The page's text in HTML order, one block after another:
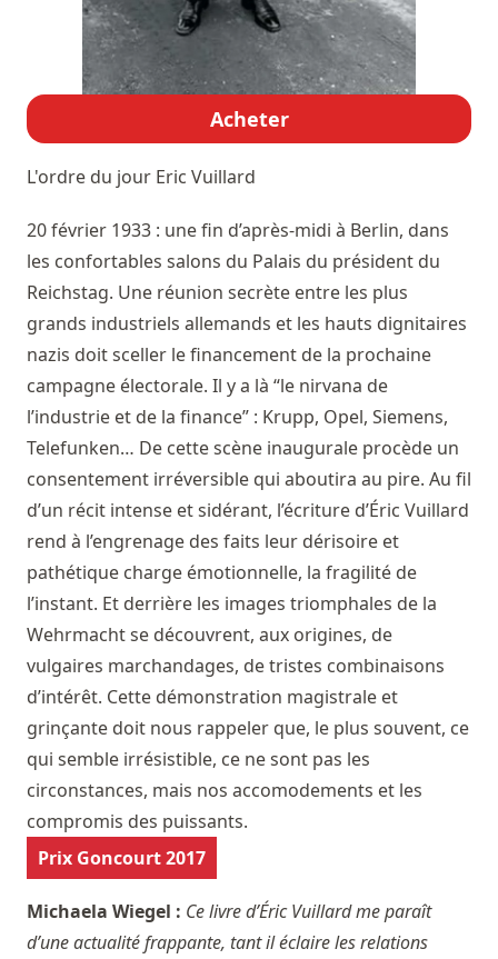
Acheter
L'ordre du jour Eric Vuillard
20 février 1933 : une fin d’après-midi à Berlin, dans
les confortables salons du Palais du président du
Reichstag. Une réunion secrète entre les plus
grands industriels allemands et les hauts dignitaires
nazis doit sceller le financement de la prochaine
campagne électorale. Il y a là “le nirvana de
l’industrie et de la finance” : Krupp, Opel, Siemens,
Telefunken… De cette scène inaugurale procède un
consentement irréversible qui aboutira au pire. Au fil
d’un récit intense et sidérant, l’écriture d’Éric Vuillard
rend à l’engrenage des faits leur dérisoire et
pathétique charge émotionnelle, la fragilité de
l’instant. Et derrière les images triomphales de la
Wehrmacht se découvrent, aux origines, de
vulgaires marchandages, de tristes combinaisons
d’intérêt. Cette démonstration magistrale et
grinçante doit nous rappeler que, le plus souvent, ce
qui semble irrésistible, ce ne sont pas les
circonstances, mais nos accomodements et les
compromis des puissants.
Prix Goncourt 2017
Michaela Wiegel : Ce livre d’Éric Vuillard me paraît
d’une actualité frappante, tant il éclaire les relations